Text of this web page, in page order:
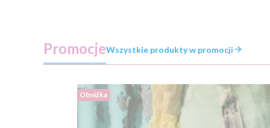
PromocjeWszystkie produkty w promocji
Obniżka